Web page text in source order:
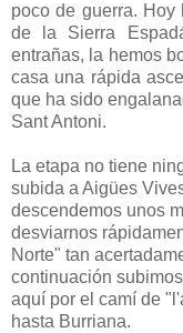
poco de guerra.
de la Sierra
entrañas, la hemos
casa una rápida
que ha sido
Sant Antoni.
La etapa no tiene
subida a Aigües
descendemos unos
desviarnos
Norte" tan
continuación
aquí por el camí de
hasta Burriana.